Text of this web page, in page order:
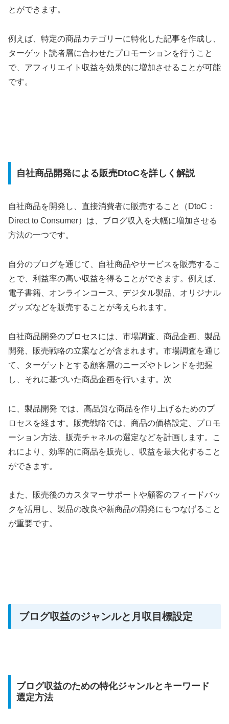
とができます。
例えば、特定の商品カテゴリーに特化した記事を作成し、
ターゲット読者層に合わせたプロモーションを行うこと
で、アフィリエイト収益を効果的に増加させることが可能
です。
自社商品開発による販売DtoCを詳しく解説
自社商品を開発し、直接消費者に販売すること（DtoC：
Direct to Consumer）は、ブログ収入を大幅に増加させる
方法の一つです。
自分のブログを通じて、自社商品やサービスを販売するこ
とで、利益率の高い収益を得ることができます。例えば、
電子書籍、オンラインコース、デジタル製品、オリジナル
グッズなどを販売することが考えられます。
自社商品開発のプロセスには、市場調査、商品企画、製品
開発、販売戦略の立案などが含まれます。市場調査を通じ
て、ターゲットとする顧客層のニーズやトレンドを把握
し、それに基づいた商品企画を行います。次
に、製品開発 では、高品質な商品を作り上げるためのプ
ロセスを経ます。販売戦略では、商品の価格設定、プロモ
ーション方法、販売チャネルの選定などを計画します。こ
れにより、効率的に商品を販売し、収益を最大化すること
ができます。
また、販売後のカスタマーサポートや顧客のフィードバッ
クを活用し、製品の改良や新商品の開発にもつなげること
が重要です。
ブログ収益のジャンルと月収目標設定
ブログ収益のための特化ジャンルとキーワード
選定方法